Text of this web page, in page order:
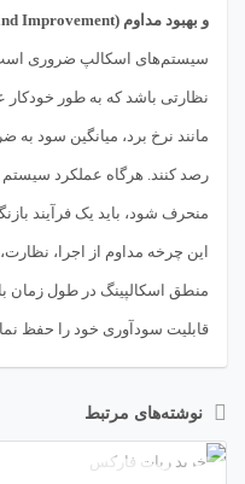
و بهبود مداوم (Continuous Maintenance and Improvement)
سیستم‌های اسکالپ ضروری است.
نظارتی باشد که به طور خودکار
رصد کنند. هرگاه عملکرد سیستم
منحرف شود، باید یک فرآیند
این چرخه مداوم از اجرا،
منطق اسکالپینگ در طول زمان
قابلیت سودآوری خود را حفظ
نوشته‌های مرتبط